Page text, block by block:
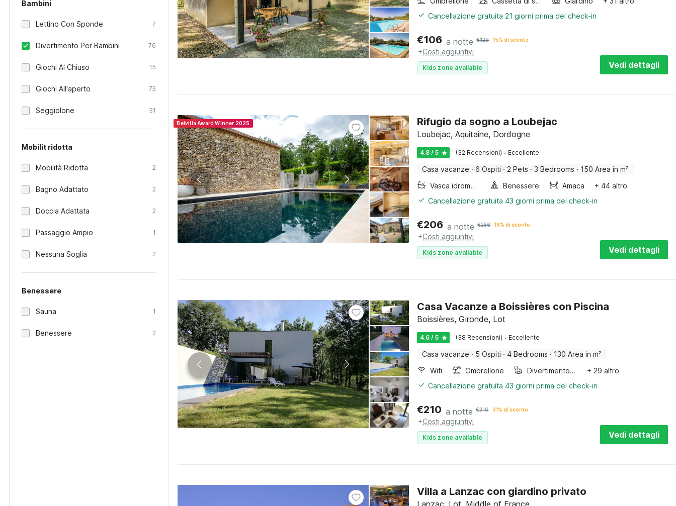
Bambini
Lettino Con Sponde 7
Divertimento Per Bambini 76
Giochi Al Chiuso 15
Giochi All'aperto 75
Seggiolone 31
Mobilit ridotta
Mobilità Ridotta 2
Bagno Adattato 2
Doccia Adattata 2
Passaggio Ampio 1
Nessuna Soglia 2
Benessere
Sauna 1
Benessere 2
Cancellazione gratuita 21 giorni prima del check-in
€106 a notte €129 15% di sconto
+Costi aggiuntivi
Kids zone available Vedi dettagli
Belvilla Award Winner 2025 Rifugio da sogno a Loubejac
Loubejac, Aquitaine, Dordogne
4.8 / 5 (32 Recensioni) · Eccellente
Casa vacanze · 6 Ospiti · 2 Pets · 3 Bedrooms · 150 Area in m²
Vasca idromassaggio
Benessere Amaca
+ 44 altro
Cancellazione gratuita 43 giorni prima del check-in
€206 a notte €256 16% di sconto
+Costi aggiuntivi
Kids zone available Vedi dettagli
Casa Vacanze a Boissières con Piscina
Boissières, Gironde, Lot
4.6 / 5 (38 Recensioni) · Eccellente
Casa vacanze · 5 Ospiti · 4 Bedrooms · 130 Area in m²
Wifi
Ombrellone Divertimento per bambini
+ 29 altro
Cancellazione gratuita 43 giorni prima del check-in
€210 a notte €316 31% di sconto
+Costi aggiuntivi
Kids zone available Vedi dettagli
Villa a Lanzac con giardino privato
Lanzac, Lot, Middle of France